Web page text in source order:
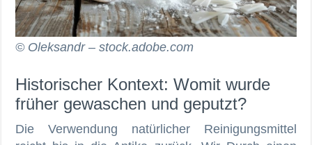
© Oleksandr – stock.adobe.com
Historischer Kontext: Womit wurde
früher gewaschen und geputzt?
Die Verwendung natürlicher Reinigungsmittel